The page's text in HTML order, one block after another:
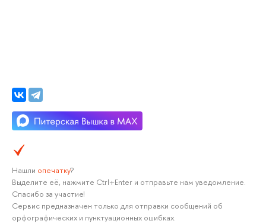
Нашли опечатку?
Выделите её, нажмите Ctrl+Enter и отправьте нам уведомление.
Спасибо за участие!
Сервис предназначен только для отправки сообщений об
орфографических и пунктуационных ошибках.